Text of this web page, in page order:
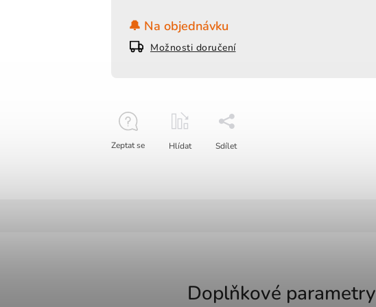
🔔 Na objednávku
Možnosti doručení
Zeptat se Hlídat Sdílet
Doplňkové parametry